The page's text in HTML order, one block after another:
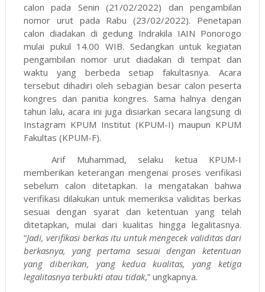
calon pada Senin (21/02/2022) dan pengambilan
nomor urut pada Rabu (23/02/2022). Penetapan
calon diadakan di gedung Indrakila IAIN Ponorogo
mulai pukul 14.00 WIB. Sedangkan untuk kegiatan
pengambilan nomor urut diadakan di tempat dan
waktu yang berbeda setiap fakultasnya. Acara
tersebut dihadiri oleh sebagian besar calon peserta
kongres dan panitia kongres. Sama halnya dengan
tahun lalu, acara ini juga disiarkan secara langsung di
Instagram KPUM Institut (KPUM-I) maupun KPUM
Fakultas (KPUM-F).
Arif Muhammad, selaku ketua KPUM-I
memberikan keterangan mengenai proses verifikasi
sebelum calon ditetapkan. Ia mengatakan bahwa
verifikasi dilakukan untuk memeriksa validitas berkas
sesuai dengan syarat dan ketentuan yang telah
ditetapkan, mulai dari kualitas hingga legalitasnya.
“Jadi, verifikasi berkas itu untuk mengecek validitas dari
berkasnya, yang pertama sesuai dengan ketentuan
yang diberikan, yang kedua kualitas, yang ketiga
legalitasnya terbukti atau tidak,” ungkapnya.